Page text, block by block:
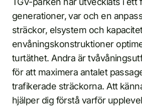
generationer, var och en
sträckor, elsystem och
envåningskonstruktioner
turtäthet. Andra är
för att maximera antalet
trafikerade sträckorna. Att
hjälper dig förstå varför